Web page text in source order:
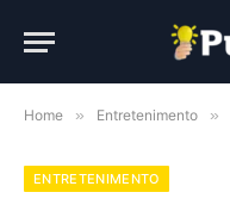
Home » Entretenimento »
ENTRETENIMENTO